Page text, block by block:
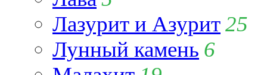
Лазурит и Азурит25
Лунный камень 6